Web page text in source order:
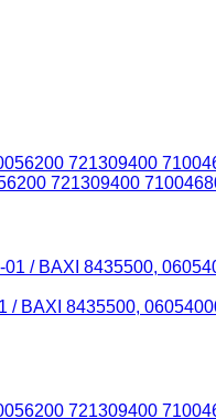
721309400
BAXI 8435500,